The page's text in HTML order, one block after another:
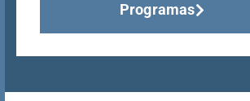
Programas